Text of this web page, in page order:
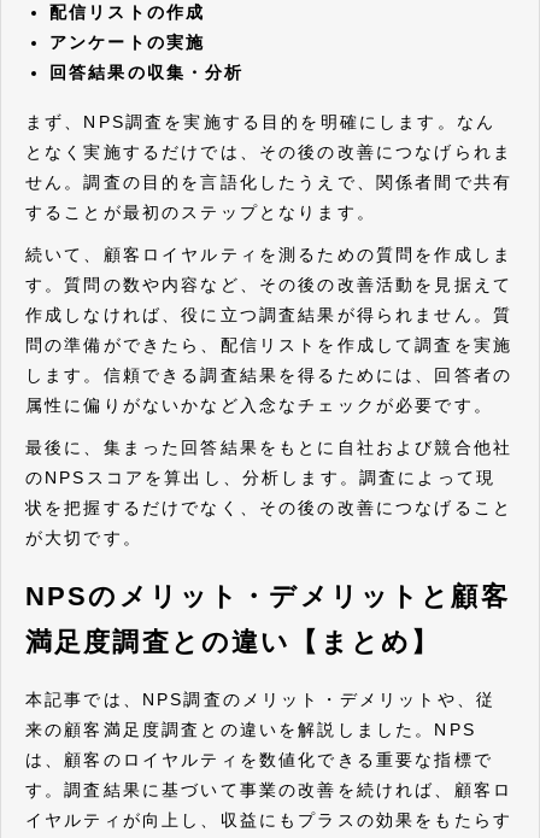
配信リストの作成
アンケートの実施
回答結果の収集・分析
まず、NPS調査を実施する目的を明確にします。なん
となく実施するだけでは、その後の改善につなげられま
せん。調査の目的を言語化したうえで、関係者間で共有
することが最初のステップとなります。
続いて、顧客ロイヤルティを測るための質問を作成しま
す。質問の数や内容など、その後の改善活動を見据えて
作成しなければ、役に立つ調査結果が得られません。質
問の準備ができたら、配信リストを作成して調査を実施
します。信頼できる調査結果を得るためには、回答者の
属性に偏りがないかなど入念なチェックが必要です。
最後に、集まった回答結果をもとに自社および競合他社
のNPSスコアを算出し、分析します。調査によって現
状を把握するだけでなく、その後の改善につなげること
が大切です。
NPSのメリット・デメリットと顧客
満足度調査との違い【まとめ】
本記事では、NPS調査のメリット・デメリットや、従
来の顧客満足度調査との違いを解説しました。NPS
は、顧客のロイヤルティを数値化できる重要な指標で
す。調査結果に基づいて事業の改善を続ければ、顧客ロ
イヤルティが向上し、収益にもプラスの効果をもたらす